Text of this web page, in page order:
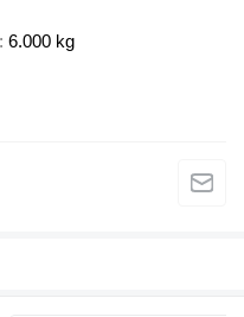
6.000 kg